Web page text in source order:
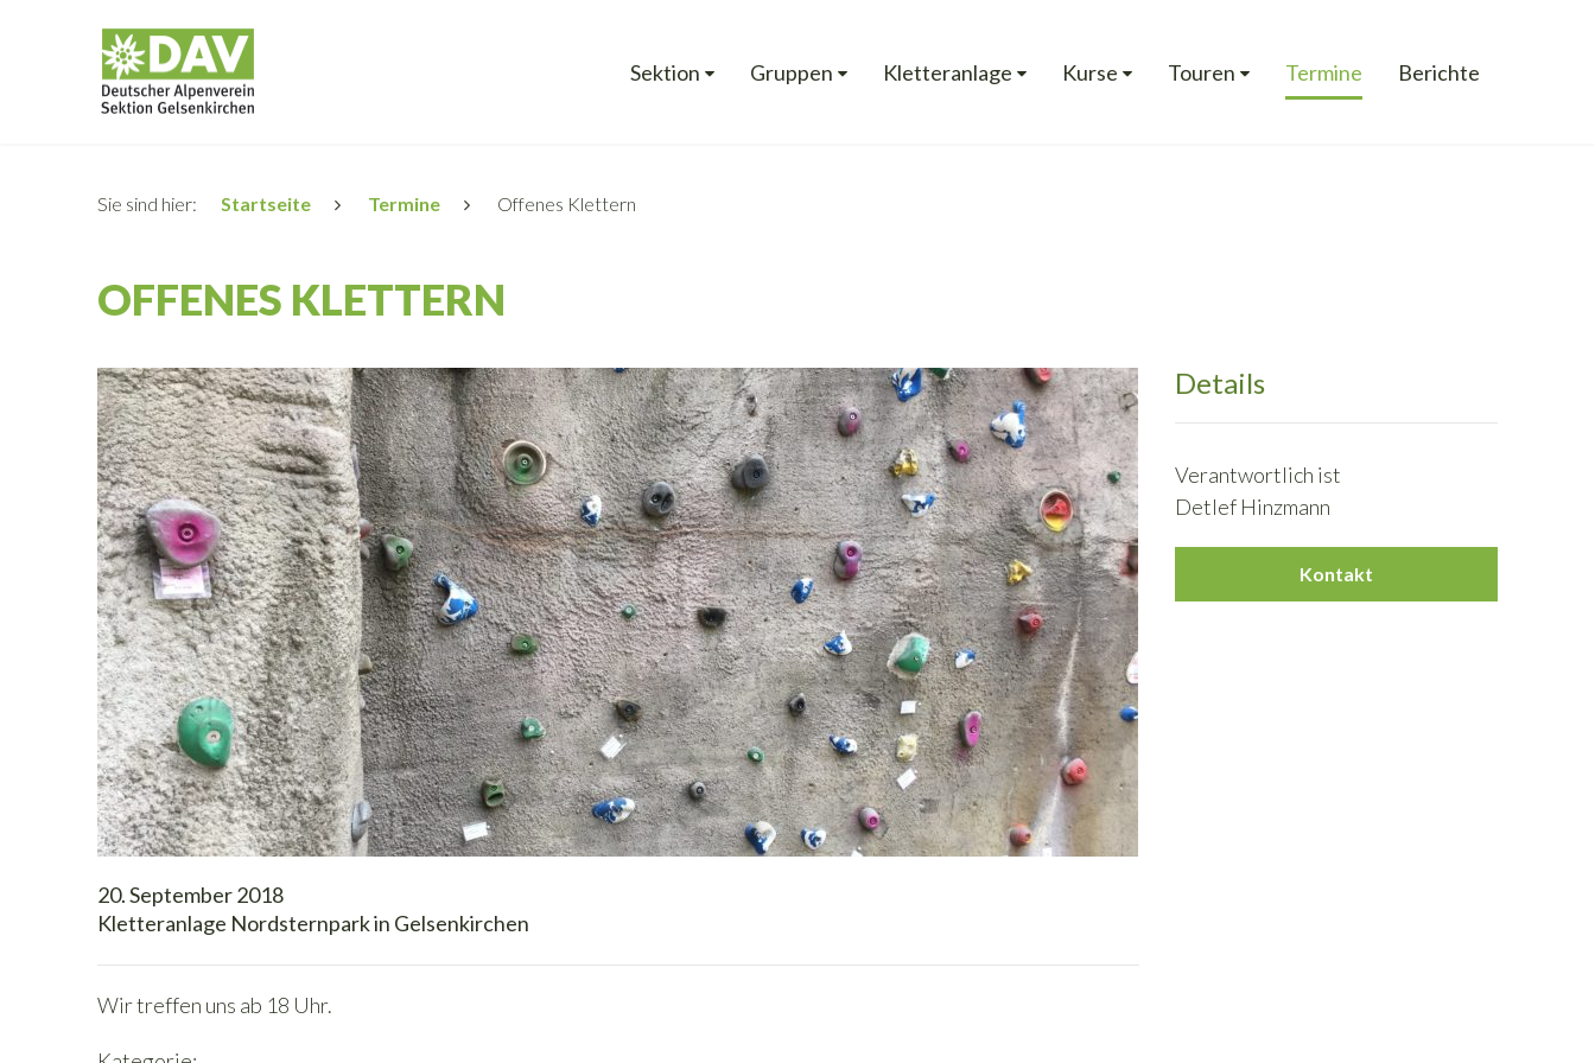
Sektion Gruppen Kletteranlage Kurse Touren Termine Berichte
Sie sind hier: Startseite Termine Offenes Klettern
OFFENES KLETTERN
20. September 2018
Kletteranlage Nordsternpark in Gelsenkirchen
Wir treffen uns ab 18 Uhr.
Details
Verantwortlich ist
Detlef Hinzmann
Kontakt